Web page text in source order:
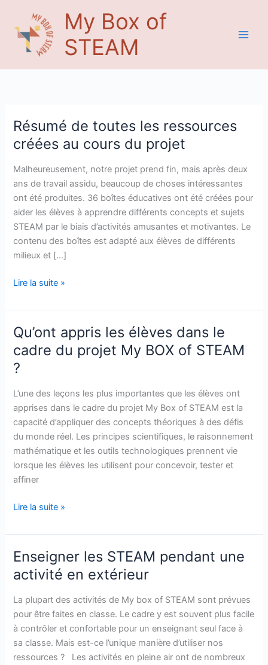
contenu
My Box of
STEAM
Résumé de toutes les ressources
créées au cours du projet
Malheureusement, notre projet prend fin, mais après deux
ans de travail assidu, beaucoup de choses intéressantes
ont été produites. 36 boîtes éducatives ont été créées pour
aider les élèves à apprendre différents concepts et sujets
STEAM par le biais d’activités amusantes et motivantes. Le
contenu des boîtes est adapté aux élèves de différents
milieux et […]
Résumé
toutes
les
ressources
créées
au
cours
du
projet
Lire la suite »
Qu’ont appris les élèves dans le
cadre du projet My BOX of STEAM
?
L’une des leçons les plus importantes que les élèves ont
apprises dans le cadre du projet My Box of STEAM est la
capacité d’appliquer des concepts théoriques à des défis
du monde réel. Les principes scientifiques, le raisonnement
mathématique et les outils technologiques prennent vie
lorsque les élèves les utilisent pour concevoir, tester et
affiner
Qu’ont
appris
les
élèves
dans
cadre
du
projet
My
BOX
STEAM
Lire la suite »
Enseigner les STEAM pendant une
activité en extérieur
La plupart des activités de My box of STEAM sont prévues
pour être faites en classe. Le cadre y est souvent plus facile
à contrôler et confortable pour un enseignant seul face à
sa classe. Mais est-ce l’unique manière d’utiliser nos
ressources ? Les activités en pleine air ont de nombreux
Enseigner
STEAM
pendant
une
activité
en
extérieur